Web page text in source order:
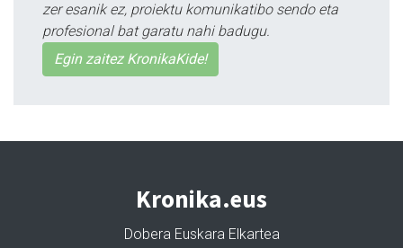
zer esanik ez, proiektu komunikatibo sendo eta
profesional bat garatu nahi badugu.
Egin zaitez KronikaKide!
Kronika.eus
Dobera Euskara Elkartea